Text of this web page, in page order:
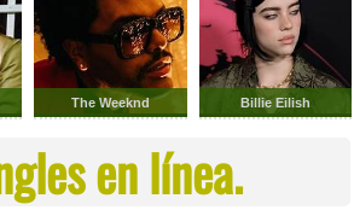
The Weeknd Billie Eilish
en línea.